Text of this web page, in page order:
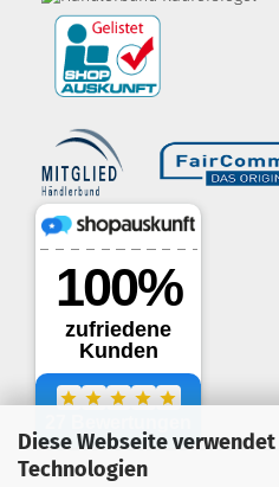
Diese Webseite
Technologien
.